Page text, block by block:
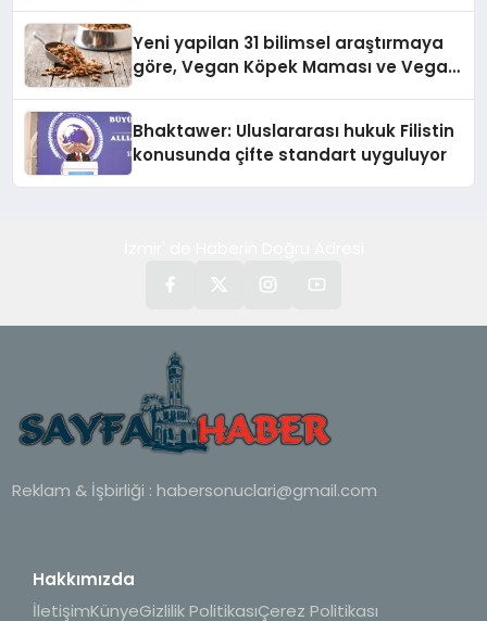
Yeni yapilan 31 bilimsel araştırmaya
göre, Vegan Köpek Maması ve Vegan
Bhaktawer: Uluslararası hukuk Filistin
konusunda çifte standart uyguluyor
Reklam & İşbirliği : habersonuclari@gmail.com
Hakkımızda
İletişimKünyeGizlilik PolitikasıÇerez Politikası